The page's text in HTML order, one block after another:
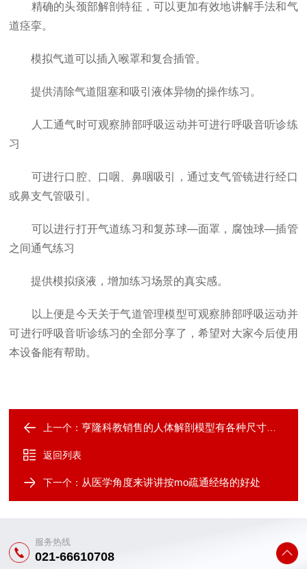
精确的头颈部解剖特征，可以更加有效地讲解手法和气
道痉挛。
模拟气道可以插入喉罩和复合插管。
提供清除气道阻塞和吸引液体异物的操作练习。
人工通气时可观察肺部呼吸运动并可进行呼吸音听诊练
习
可进行口腔、口咽、鼻咽吸引，通过支气管镜进行经口
或鼻支气管吸引。
可以进行打开气道练习和复苏球—面罩，腐蚀球—插管
之间通气练习
提供模拟痰液，增加练习场景的真实感。
以上便是今天关于气道管理模型可观察肺部呼吸运动并
可进行呼吸音听诊练习的全部分享了，希望对大家今后使用
本设备能有帮助。
上一个：亨隆科教销售的人体解剖模型有各种尺寸规格的
返回列表
下一个： 从医学角度来讲讲按mo疏通经络的好处
服务热线
021-66610708